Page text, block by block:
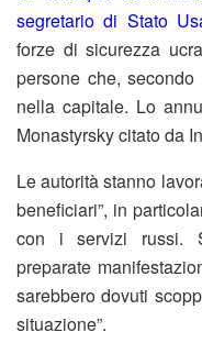
segretario di Stato
forze di sicurezza
persone che,
nella capitale. Lo
Monastyrsky citato da
Le autorità stanno
beneficiari”, in
con i servizi russi.
preparate
sarebbero dovuti
situazione”.